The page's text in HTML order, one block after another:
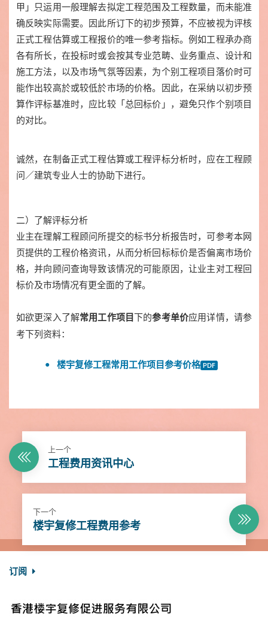
甲」只运用一般理解去拟定工程范围及工程数量，而未能准
确反映实际需要。因此所订下的初步预算，不应被视为评核
正式工程估算或工程报价的唯一参考指标。例如工程承办商
各有所长，在投标时或会按其专业范畴、业务重点、设计和
施工方法，以及市场气氛等因素，为个别工程项目落价时可
能作出较高於或较低於市场的价格。因此，在采纳以初步预
算作评标基准时，应比较「总回标价」，避免只作个别项目
的对比。
诚然，在制备正式工程估算或工程评标分析时，应在工程顾
问／建筑专业人士的协助下进行。
二）了解评标分析
业主在理解工程顾问所提交的标书分析报告时，可参考本网
页提供的工程价格资讯，从而分析回标标价是否偏离市场价
格，并向顾问查询导致该情况的可能原因，让业主对工程回
标价及市场情况有更全面的了解。
如欲更深入了解常用工作项目下的参考单价应用详情，请参
考下列资料：
楼宇复修工程常用工作项目参考价格
上一个
工程费用资讯中心
下一个
楼宇复修工程费用参考
订阅